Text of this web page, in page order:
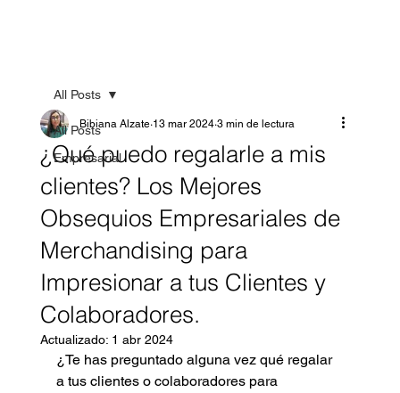
All Posts
Empresarial
All Posts
¿Qué puedo regalarle a mis
clientes? Los Mejores
Obsequios Empresariales de
Merchandising para
Impresionar a tus Clientes y
Colaboradores.
Bibiana Alzate 13 mar 2024 3 min de lectura
Actualizado: 1 abr 2024
¿Te has preguntado alguna vez qué regalar
a tus clientes o colaboradores para